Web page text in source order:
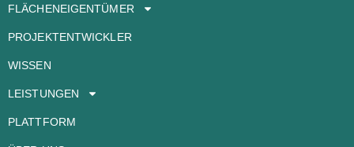
FLÄCHENEIGENTÜMER
PROJEKTENTWICKLER
WISSEN
LEISTUNGEN
PLATTFORM